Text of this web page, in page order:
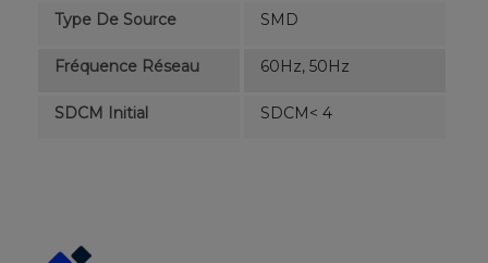
Type De Source SMD
Fréquence Réseau 60Hz, 50Hz
SDCM Initial SDCM< 4